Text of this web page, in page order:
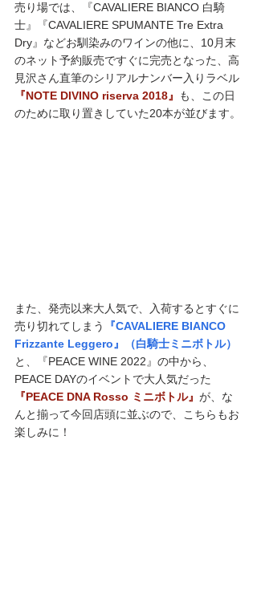
売り場では、『CAVALIERE BIANCO 白騎
士』『CAVALIERE SPUMANTE Tre Extra
Dry』などお馴染みのワインの他に、10月末
のネット予約販売ですぐに完売となった、高
見沢さん直筆のシリアルナンバー入りラベル
『NOTE DIVINO riserva 2018』
も、この日
のために取り置きしていた20本が並びます。
また、発売以来大人気で、入荷するとすぐに
売り切れてしまう
『CAVALIERE BIANCO
Frizzante Leggero』（白騎士ミニボトル）
と、『PEACE WINE 2022』の中から、
PEACE DAYのイベントで大人気だった
『PEACE DNA Rosso ミニボトル』 が 、な
んと揃って今回店頭に並ぶので、こちらもお
楽しみに！